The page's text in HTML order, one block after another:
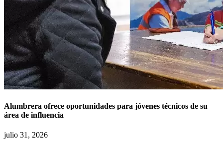
Alumbrera ofrece oportunidades para jóvenes técnicos de su
área de influencia
julio 31, 2026